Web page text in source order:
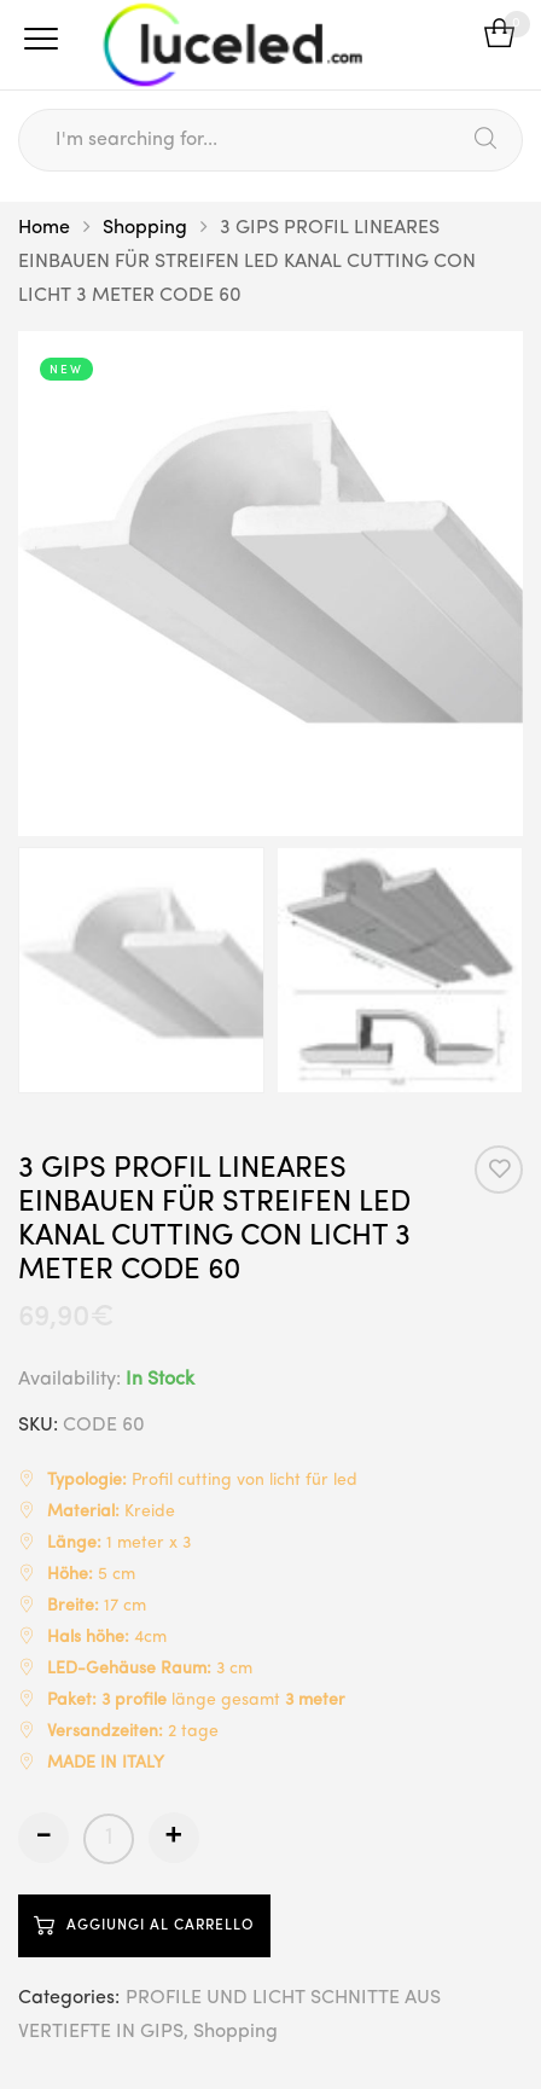
Home Shopping
3 GIPS PROFIL LINEARES
EINBAUEN FÜR STREIFEN LED KANAL CUTTING CON
LICHT 3 METER CODE 60
NEW
3 GIPS PROFIL LINEARES
EINBAUEN FÜR STREIFEN LED
KANAL CUTTING CON LICHT 3
METER CODE 60
Availability: In Stock
SKU: CODE 60
Typologie: Profil cutting von licht für led
Material: Kreide
Länge: 1 meter x 3
Höhe: 5 cm
Breite: 17 cm
Hals höhe: 4cm
LED-Gehäuse Raum: 3 cm
Paket: 3 profile länge gesamt 3 meter
Versandzeiten: 2 tage
MADE IN ITALY
- +
AGGIUNGI AL CARRELLO
Categories: PROFILE UND LICHT SCHNITTE AUS
VERTIEFTE IN GIPS Shopping